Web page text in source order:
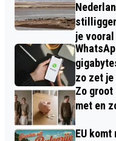
je
zo zet
Zo
met en
EU